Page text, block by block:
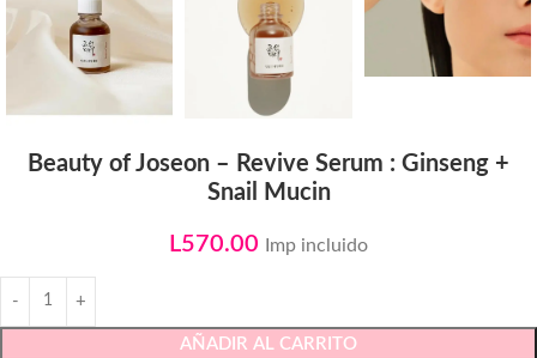
Beauty of Joseon – Revive Serum : Ginseng +
Snail Mucin
L570.00 Imp incluido
AÑADIR AL CARRITO